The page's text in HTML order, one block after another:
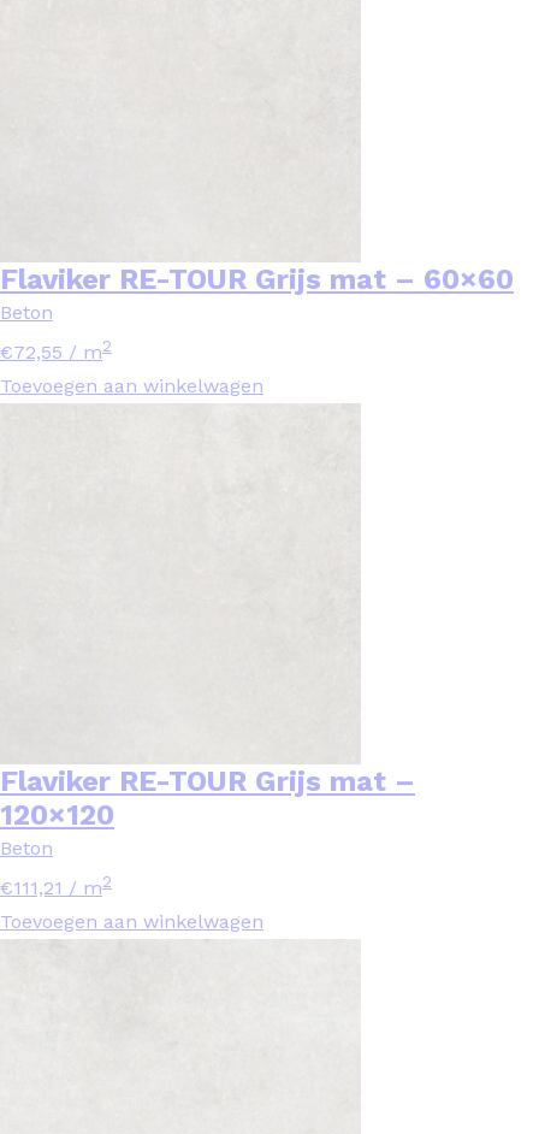
Flaviker RE-TOUR Grijs mat – 60×60
Beton
€72,55 / m2
Toevoegen aan winkelwagen
Flaviker RE-TOUR Grijs mat –
120×120
Beton
€111,21 / m2
Toevoegen aan winkelwagen